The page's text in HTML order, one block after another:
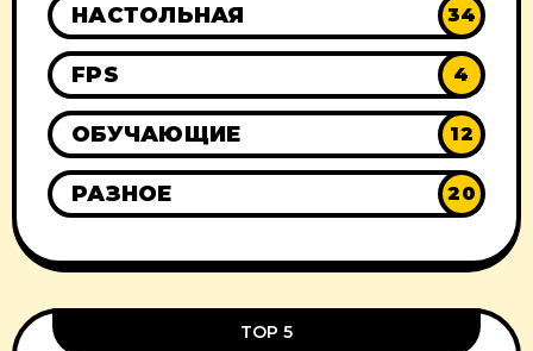
НАСТОЛЬНАЯ 34
FPS 4
ОБУЧАЮЩИЕ 12
РАЗНОЕ 20
TOP 5